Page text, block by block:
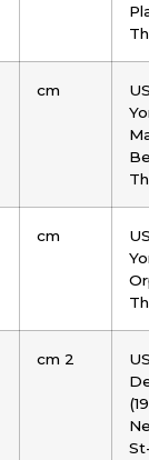
cm
cm
cm 2